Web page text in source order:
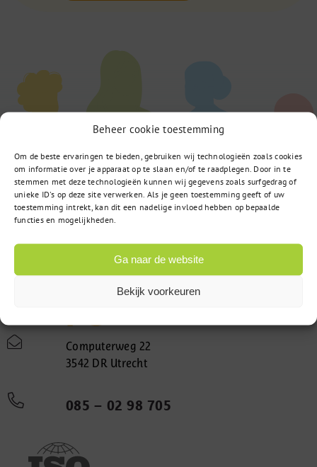
Beheer cookie toestemming
Om de beste ervaringen te bieden, gebruiken wij technologieën zoals cookies
om informatie over je apparaat op te slaan en/of te raadplegen. Door in te
stemmen met deze technologieën kunnen wij gegevens zoals surfgedrag of
unieke ID's op deze site verwerken. Als je geen toestemming geeft of uw
toestemming intrekt, kan dit een nadelige invloed hebben op bepaalde
functies en mogelijkheden.
Ga naar de website
Bekijk voorkeuren
Computerweg 22
3542 DR Utrecht
085 – 02 98 705